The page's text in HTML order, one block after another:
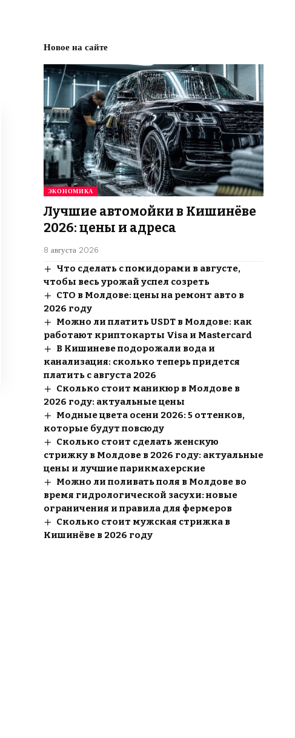
Новое на сайте
ЭКОНОМИКА
Лучшие автомойки в Кишинёве
2026: цены и адреса
8 августа 2026
Что сделать с помидорами в августе,
чтобы весь урожай успел созреть
СТО в Молдове: цены на ремонт авто в
2026 году
Можно ли платить USDT в Молдове: как
работают криптокарты Visa и Mastercard
В Кишиневе подорожали вода и
канализация: сколько теперь придется
платить с августа 2026
Сколько стоит маникюр в Молдове в
2026 году: актуальные цены
Модные цвета осени 2026: 5 оттенков,
которые будут повсюду
Сколько стоит сделать женскую
стрижку в Молдове в 2026 году: актуальные
цены и лучшие парикмахерские
Можно ли поливать поля в Молдове во
время гидрологической засухи: новые
ограничения и правила для фермеров
Сколько стоит мужская стрижка в
Кишинёве в 2026 году